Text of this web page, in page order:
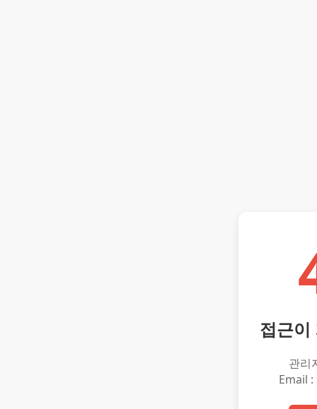
접근이
관리
Email